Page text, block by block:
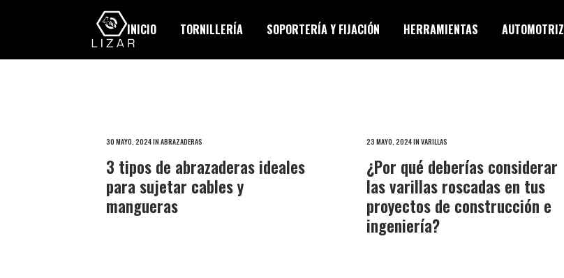
INICIO TORNILLERÍA SOPORTERÍA Y FIJACIÓN HERRAMIENTAS AUTOMOTRIZ
30 MAYO, 2024IN ABRAZADERAS
3 tipos de abrazaderas ideales
para sujetar cables y
mangueras
23 MAYO, 2024IN VARILLAS
¿Por qué deberías considerar
las varillas roscadas en tus
proyectos de construcción e
ingeniería?